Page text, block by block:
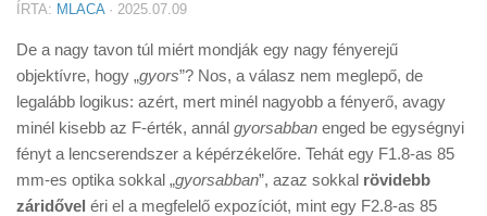
Tudástár
Tanácsok
Érdekességek
Helyszíni Riport
ÍRTA: MLACA· 2025.07.09
De a nagy tavon túl miért mondják egy nagy fényerejű
objektívre, hogy „gyors”? Nos, a válasz nem meglepő, de
legalább logikus: azért, mert minél nagyobb a fényerő, avagy
minél kisebb az F-érték, annál gyorsabban enged be egységnyi
fényt a lencserendszer a képérzékelőre. Tehát egy F1.8-as 85
mm-es optika sokkal „gyorsabban”, azaz sokkal rövidebb
záridővel éri el a megfelelő expozíciót, mint egy F2.8-as 85